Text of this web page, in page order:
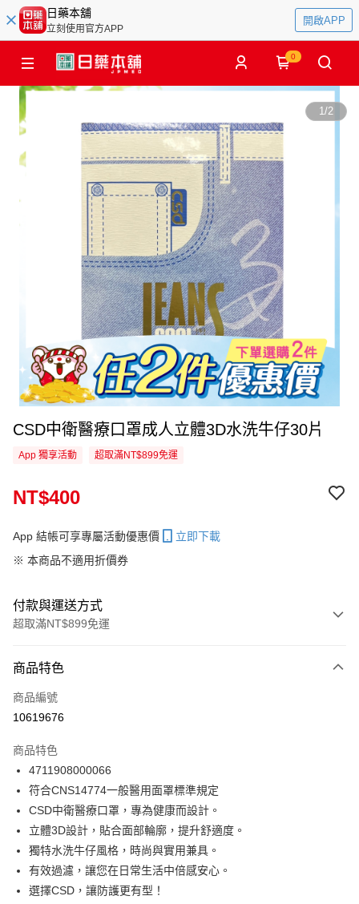
日藥本舖
立刻使用官方APP
開啟APP
0
1/2
CSD中衛醫療口罩成人立體3D水洗牛仔30片
App 獨享活動 超取滿NT$899免運
NT$400
App 結帳可享專屬活動優惠價
立即下載
※ 本商品不適用折價券
付款與運送方式
超取滿NT$899免運
信用卡一次付款
信用卡分期付款
合作金庫商業銀行
華南商業銀行
上海商業儲蓄銀行
台北富邦商業銀行
國泰世華商業銀行
兆豐國際商業銀行
臺灣中小企業銀行
台中商業銀行
匯豐（台灣）商業銀行
華泰商業銀行
聯邦商業銀行
遠東國際商業銀行
元大商業銀行
永豐商業銀行
玉山商業銀行
LINE Pay
Apple Pay
街口支付
商品特色
商品編號
10619676
商品特色
4711908000066
符合CNS14774一般醫用面罩標準規定
CSD中衛醫療口罩，專為健康而設計。
立體3D設計，貼合面部輪廓，提升舒適度。
獨特水洗牛仔風格，時尚與實用兼具。
有效過濾，讓您在日常生活中倍感安心。
選擇CSD，讓防護更有型！